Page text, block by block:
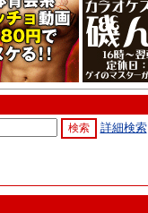
詳細検索